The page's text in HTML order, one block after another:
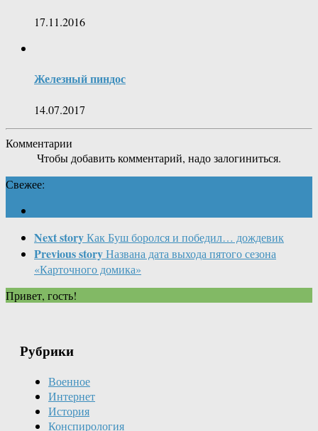
17.11.2016
Железный пиндос
14.07.2017
Комментарии
Чтобы добавить комментарий, надо залогиниться.
Свежее:
Next storyКак Буш боролся и победил… дождевик
Previous storyНазвана дата выхода пятого сезона
«Карточного домика»
Привет, гость!
Рубрики
Военное
Интернет
История
Конспирология